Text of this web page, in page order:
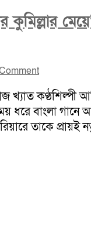
কুমিল্লার
খ্যাত
ধরে বাংলা গানে
তাকে প্রায়ই